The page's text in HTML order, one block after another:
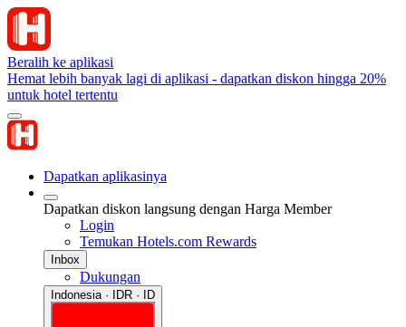
Beralih ke aplikasi
Hemat lebih banyak lagi di aplikasi - dapatkan diskon hingga 20%
untuk hotel tertentu
Dapatkan aplikasinya
Dapatkan diskon langsung dengan Harga Member
Login
Temukan Hotels.com Rewards
Inbox
Dukungan
Indonesia · IDR · ID